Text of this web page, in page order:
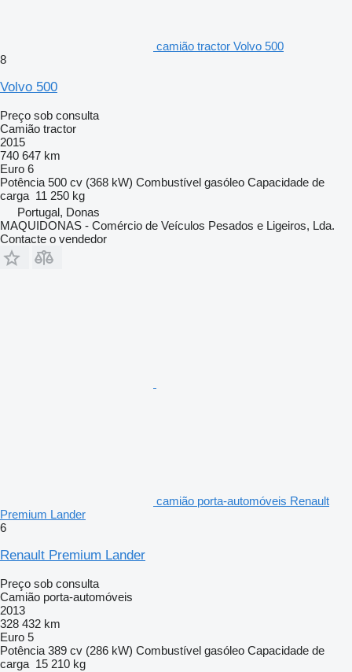
camião tractor Volvo 500
8
Volvo 500
Preço sob consulta
Camião tractor
2015
740 647 km
Euro 6
Potência 500 cv (368 kW) Combustível gasóleo Capacidade de
carga 11 250 kg
Portugal, Donas
MAQUIDONAS - Comércio de Veículos Pesados e Ligeiros, Lda.
Contacte o vendedor
camião porta-automóveis Renault
Premium Lander
6
Renault Premium Lander
Preço sob consulta
Camião porta-automóveis
2013
328 432 km
Euro 5
Potência 389 cv (286 kW) Combustível gasóleo Capacidade de
carga 15 210 kg